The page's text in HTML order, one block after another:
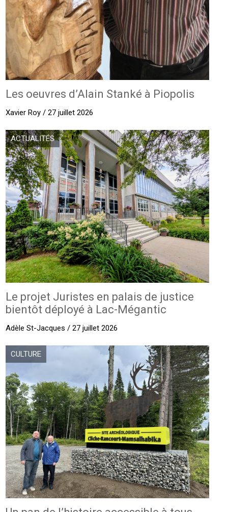
Les oeuvres d’Alain Stanké à Piopolis
Xavier Roy / 27 juillet 2026
ACTUALITÉS
Le projet Juristes en palais de justice
bientôt déployé à Lac-Mégantic
Adèle St-Jacques / 27 juillet 2026
CULTURE